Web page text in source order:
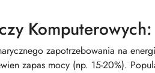
Komputerowych:
zapotrzebowania na
zapas mocy (np. 15-20%).